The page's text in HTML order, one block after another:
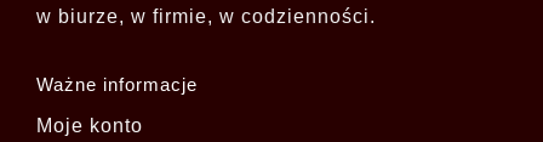
w biurze, w firmie, w codzienności.
Ważne informacje
Moje konto